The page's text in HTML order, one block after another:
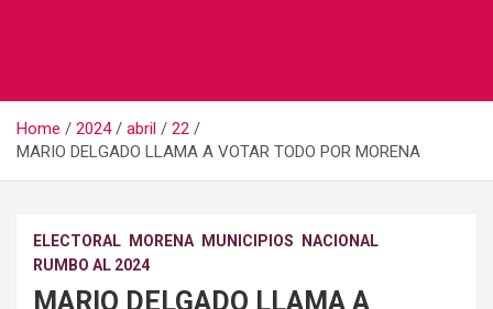
Home 2024 abril
22
MARIO DELGADO LLAMA A VOTAR TODO POR MORENA
ELECTORAL MORENA MUNICIPIOS
NACIONAL
RUMBO AL 2024
MARIO DELGADO LLAMA A